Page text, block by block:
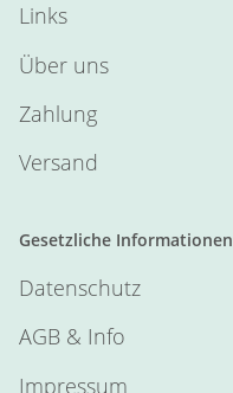
Links
Über uns
Zahlung
Versand
Gesetzliche Informationen
Datenschutz
AGB & Info
Impressum